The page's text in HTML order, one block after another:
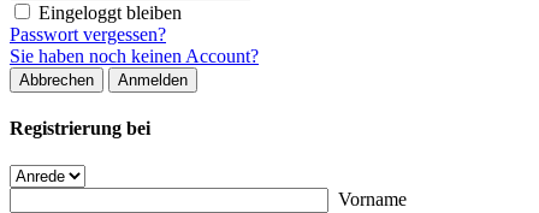
Eingeloggt bleiben
Passwort vergessen?
Sie haben noch keinen Account?
Abbrechen Anmelden
Registrierung bei
Vorname